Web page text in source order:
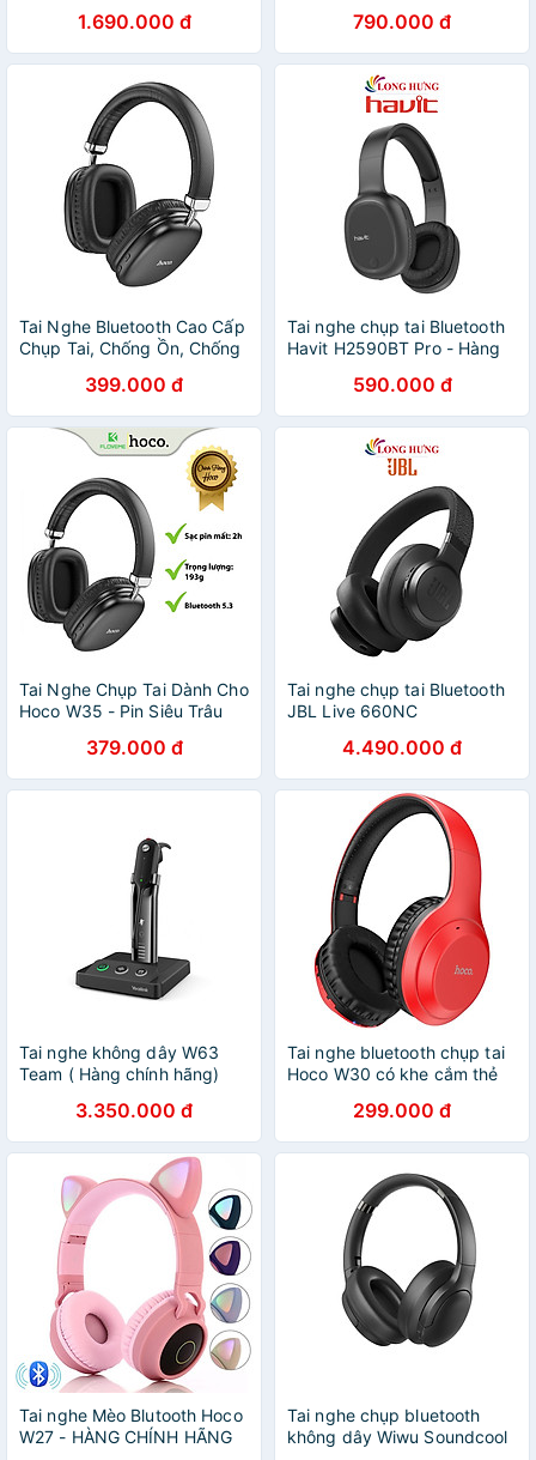
Chính Hãng1.690.000 đ
rộng rãi với các thiết bị
IOS/Android loại C - Hàng
chính hãng
790.000 đ
Tai Nghe Bluetooth Cao Cấp
Chụp Tai, Chống Ồn, Chống
40h Nghe Nhạc, Kiểu Dáng
Sang Trọng - Hàng nhập
khẩu
399.000 đ
Tai nghe chụp tai Bluetooth
Havit H2590BT Pro - Hàng
590.000 đ
Tai Nghe Chụp Tai Dành Cho
Hoco W35 - Pin Siêu Trâu
Dáng Sang Trọng, Chống
Ồn, Chống Thấm Nước -
Hàng Chính Hãng
379.000 đ
Tai nghe chụp tai Bluetooth
JBL Live 660NC
chính hãng4.490.000 đ
Tai nghe không dây W63
Team ( Hàng chính hãng)
3.350.000 đ
Tai nghe bluetooth chụp tai
Hoco W30 có khe cắm thẻ
bền đẹp xịn học sinh sinh
viên văn phòng - Hàng chính
hãng
299.000 đ
Tai nghe Mèo Blutooth Hoco
W27 - HÀNG CHÍNH HÃNG
Tai nghe chụp bluetooth
không dây Wiwu Soundcool